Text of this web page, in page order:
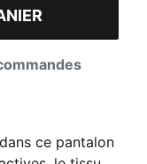
ce pantalon